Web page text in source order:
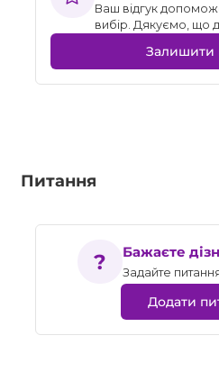
Ваш відгук
вибір. Дякуємо, що
Залишити
Питання
Бажаєте
Задайте
Додати